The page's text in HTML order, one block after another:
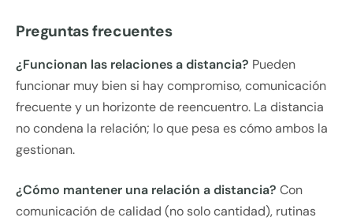
Preguntas frecuentes
¿Funcionan las relaciones a distancia? Pueden
funcionar muy bien si hay compromiso, comunicación
frecuente y un horizonte de reencuentro. La distancia
no condena la relación; lo que pesa es cómo ambos la
gestionan.
¿Cómo mantener una relación a distancia? Con
comunicación de calidad (no solo cantidad), rutinas